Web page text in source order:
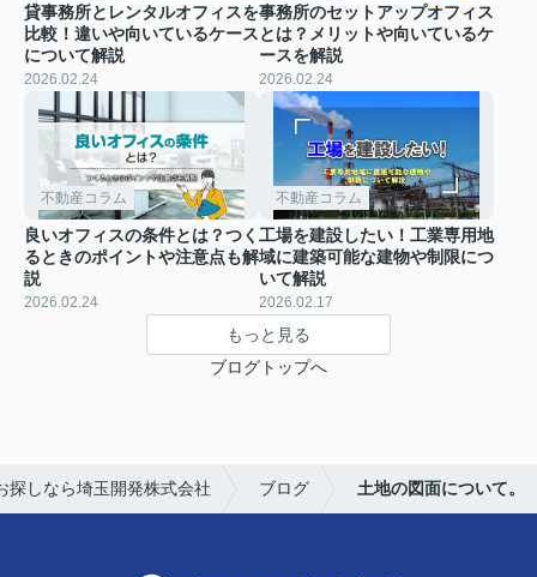
貸事務所とレンタルオフィスを
比較！違いや向いているケース
について解説
2026.02.24
事務所のセットアップオフィス
とは？メリットや向いているケ
ースを解説
2026.02.24
不動産コラム
良いオフィスの条件とは？つく
るときのポイントや注意点も解
説
2026.02.24
不動産コラム
工場を建設したい！工業専用地
域に建築可能な建物や制限につ
いて解説
2026.02.17
もっと見る
ブログトップへ
探しなら埼玉開発株式会社 ブログ 土地の図面について。